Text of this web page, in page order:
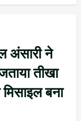
अंसारी ने
तीखा
बना